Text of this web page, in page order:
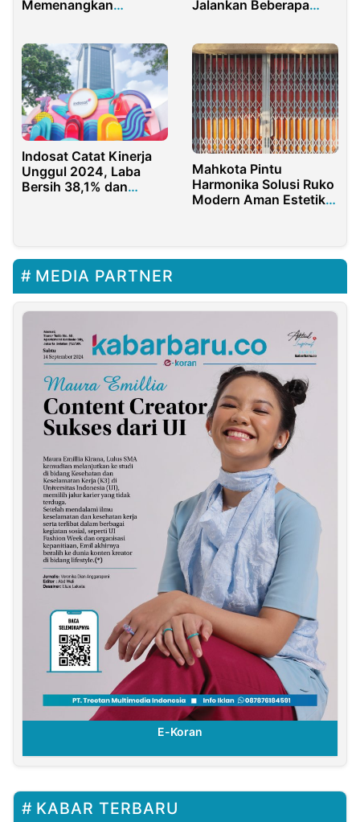
Memenangkan
Jalankan Beberapa
Indosat Catat Kinerja
Unggul 2024, Laba
Bersih 38,1% dan
Mahkota Pintu
Harmonika Solusi Ruko
Modern Aman Estetik
MEDIA PARTNER
E-Koran
KABAR TERBARU